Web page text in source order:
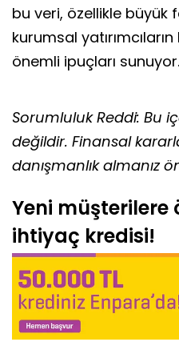
bu veri, özellikle büyük
kurumsal
önemli ipuçları sunuyor.
Sorumluluk Reddi: Bu
değildir. Finansal
danışmanlık almanız
Yeni müşterilere
ihtiyaç kredisi!